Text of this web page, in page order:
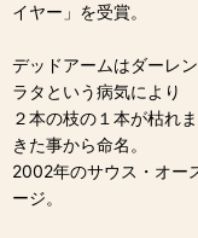
イヤー」を受賞。
デッドアームはダーレ
ラタという病気により
２本の枝の１本が枯れ
きた事から命名。
2002年のサウス・オー
ージ。